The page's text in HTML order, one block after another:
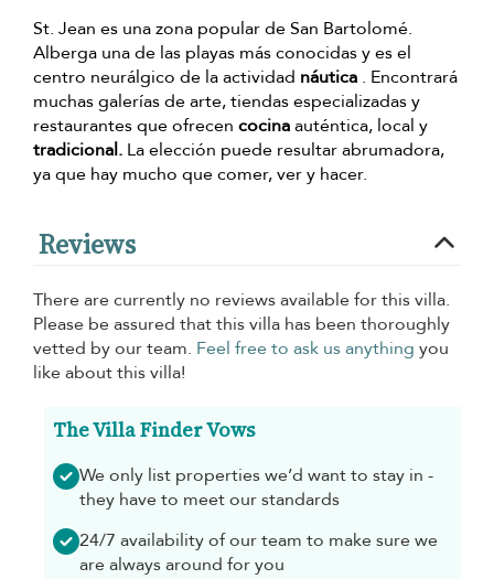
St. Jean es una zona popular de San Bartolomé.
Alberga una de las playas más conocidas y es el
centro neurálgico de la actividad náutica . Encontrará
muchas galerías de arte, tiendas especializadas y
restaurantes que ofrecen cocinaauténtica, local y
tradicional. La elección puede resultar abrumadora,
ya que hay mucho que comer, ver y hacer.
Reviews
There are currently no reviews available for this villa.
Please be assured that this villa has been thoroughly
vetted by our team. Feel free to ask us anything you
like about this villa!
The Villa Finder Vows
We only list properties we’d want to stay in -
they have to meet our standards
24/7 availability of our team to make sure we
are always around for you